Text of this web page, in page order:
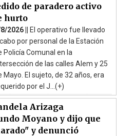
de paradero activo
hurto
2026 || El operativo fue llevado
por personal de la Estación
Policía Comunal en la
de las calles Alem y 25
Mayo. El sujeto, de 32 años, era
por el J...(+)
Arizaga
Moyano y dijo que
y denunció